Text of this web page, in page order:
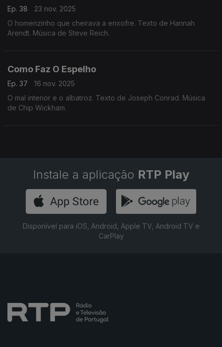
Ep. 38
23 nov. 2025
O homenzinho que cheirava a enxofre. Texto de Hannah
Arendt. Música de Steve Reich.
Como Faz O Espelho
Ep. 37
16 nov. 2025
O mal interior e o albatroz. Texto de Joseph Conrad. Música
de Chip Wickham.
Instale a aplicação RTP Play
Disponível para iOS, Android, Apple TV, Android TV e
CarPlay